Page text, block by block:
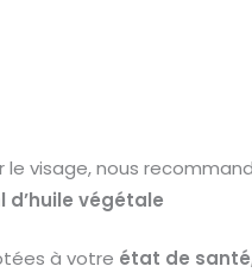
visage, nous
d’huile végétale
à votre état de